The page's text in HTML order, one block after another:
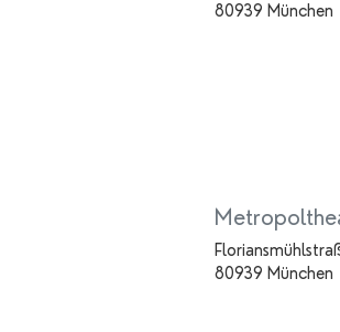
80939 München
80939 München